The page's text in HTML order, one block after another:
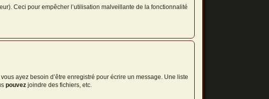
Ceci pour empêcher l’utilisation malveillante de la fonctionnalité
ayez besoin d’être enregistré pour écrire un message. Une liste
pouvezjoindre des fichiers, etc.